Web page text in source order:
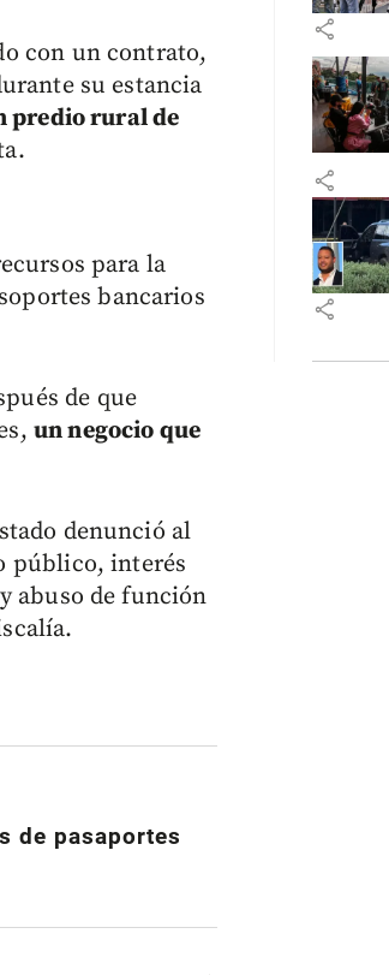
con un contrato,
su estancia
predio rural de
para la
bancarios
de que
un negocio que
denunció al
público, interés
abuso de función
de pasaportes
share
share
share